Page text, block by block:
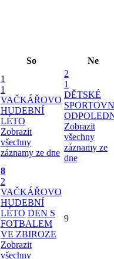
So Ne
1
1
VAČKÁŘOVO
HUDEBNÍ
LÉTO
Zobrazit
všechny
záznamy ze dne
2
1
DĚTSKÉ
Zobrazit
všechny
záznamy ze
dne
8
2
VAČKÁŘOVO
HUDEBNÍ
LÉTO DEN S
FOTBALEM
VE ZBIROZE
Zobrazit
všechny
9